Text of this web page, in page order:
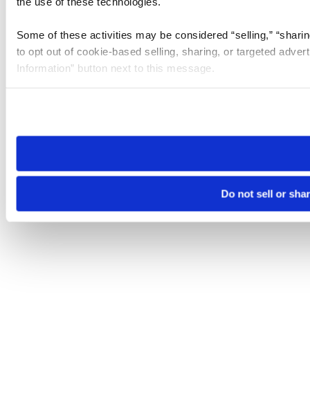
Some of these activities may be considered “selling,”
to opt out of cookie-based selling, sharing, or targeted
Information” button next to this message.
need to be set again.
Do not sell or